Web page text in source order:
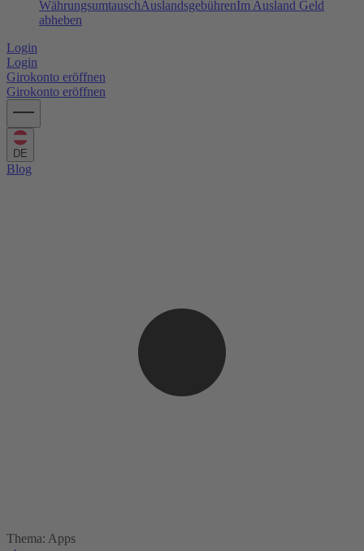
WährungsumtauschAuslandsgebührenIm Ausland Geld
abheben
Login
Login
Girokonto eröffnen
Girokonto eröffnen
DE
Blog
Thema: Apps